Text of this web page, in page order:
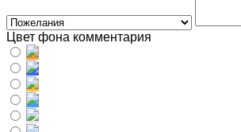
Цвет фона комментария